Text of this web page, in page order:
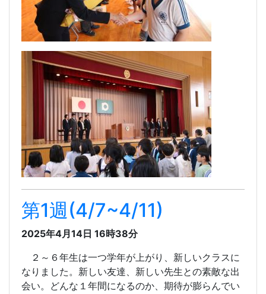
第1週(4/7~4/11)
2025年4月14日 16時38分
２～６年生は一つ学年が上がり、新しいクラスに
なりました。新しい友達、新しい先生との素敵な出
会い。どんな１年間になるのか、期待が膨らんでい